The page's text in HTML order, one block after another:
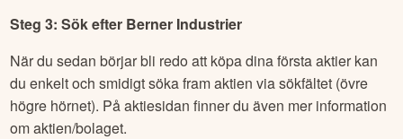
Steg 3: Sök efter Berner Industrier
När du sedan börjar bli redo att köpa dina första aktier kan
du enkelt och smidigt söka fram aktien via sökfältet (övre
högre hörnet). På aktiesidan finner du även mer information
om aktien/bolaget.